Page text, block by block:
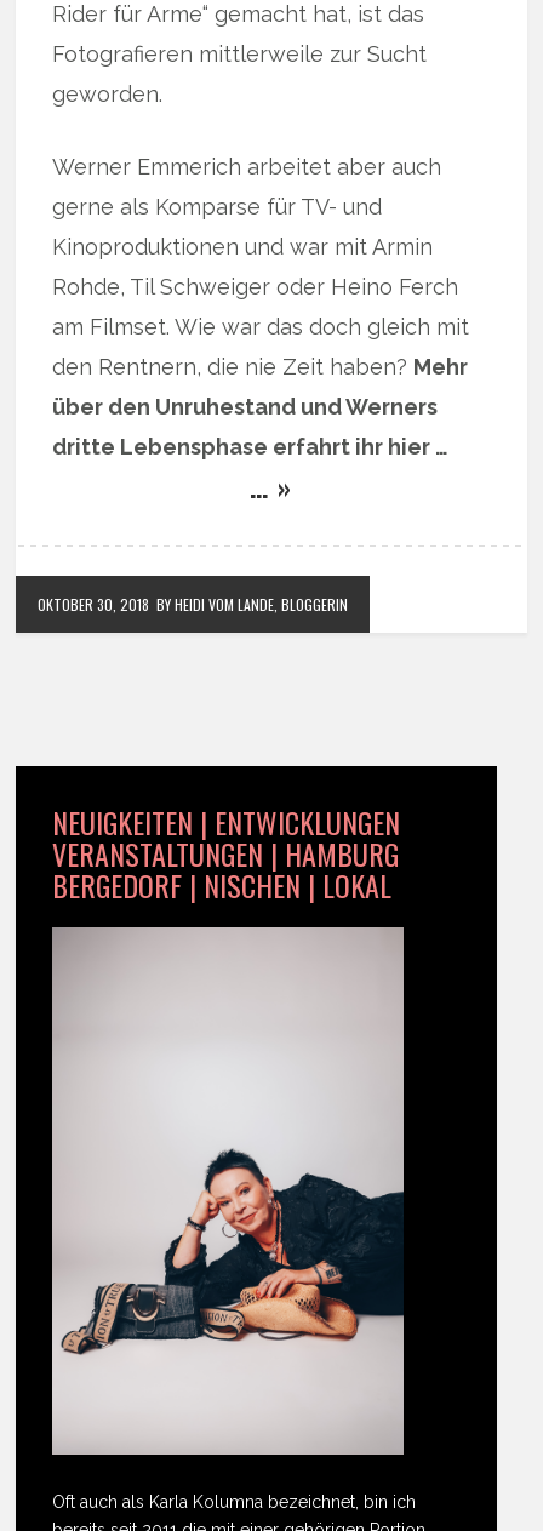
Rider für Arme“ gemacht hat, ist das
Fotografieren mittlerweile zur Sucht
geworden.
Werner Emmerich arbeitet aber auch
gerne als Komparse für TV- und
Kinoproduktionen und war mit Armin
Rohde, Til Schweiger oder Heino Ferch
am Filmset. Wie war das doch gleich mit
den Rentnern, die nie Zeit haben? Mehr
über den Unruhestand und Werners
dritte Lebensphase erfahrt ihr hier …
… »
OKTOBER 30, 2018 BY HEIDI VOM LANDE, BLOGGERIN
NEUIGKEITEN | ENTWICKLUNGEN
VERANSTALTUNGEN | HAMBURG
BERGEDORF | NISCHEN | LOKAL
Oft auch als Karla Kolumna bezeichnet, bin ich